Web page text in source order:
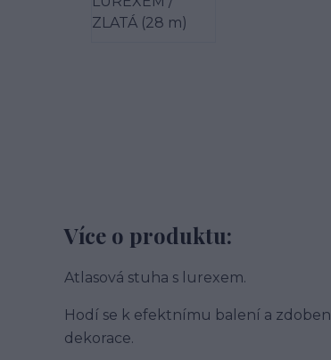
Více o produktu:
Atlasová stuha s lurexem.
Hodí se k efektnímu balení a
dekorace.